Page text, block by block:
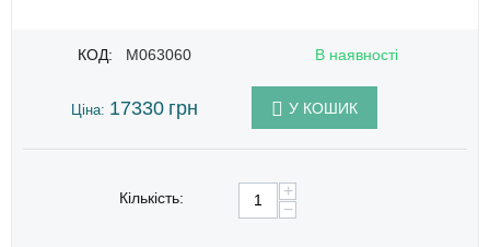
КОД: M063060 В наявності
Ціна: 17330 грн У КОШИК
Кількість:
+
−